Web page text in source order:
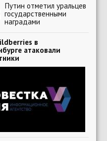
Путин отметил уральцев
государственными
наградами
в
атаковали